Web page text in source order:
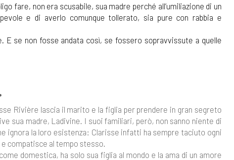
fare, non era scusabile, sua madre perché all’umiliazione di un
e di averlo comunque tollerato, sia pure con rabbia e
E se non fosse andata così, se fossero sopravvissute a quelle
Rivière lascia il marito e la figlia per prendere in gran segreto
sua madre, Ladivine. I suoi familiari, però, non sanno niente di
ignora la loro esistenza: Clarisse infatti ha sempre taciuto ogni
e compatisce al tempo stesso.
domestica, ha solo sua figlia al mondo e la ama di un amore